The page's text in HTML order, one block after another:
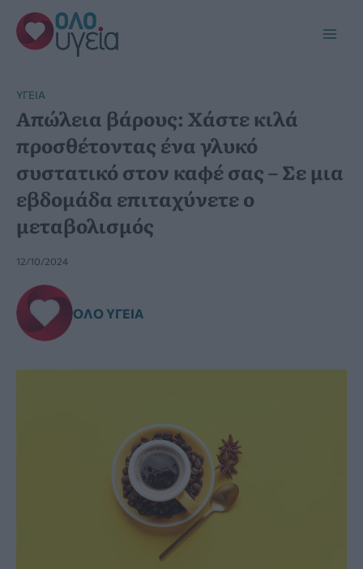
Μετάβαση
στο
περιεχόμενο
YΓΕΊΑ
Απώλεια βάρους: Χάστε κιλά
προσθέτοντας ένα γλυκό
συστατικό στον καφέ σας – Σε μια
εβδομάδα επιταχύνετε ο
μεταβολισμός
12/10/2024
ΌΛΟ ΥΓΕΊΑ